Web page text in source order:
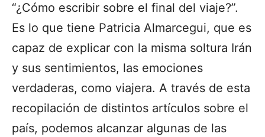
“¿Cómo escribir sobre el final del viaje?”.
Es lo que tiene Patricia Almarcegui, que es
capaz de explicar con la misma soltura Irán
y sus sentimientos, las emociones
verdaderas, como viajera. A través de esta
recopilación de distintos artículos sobre el
país, podemos alcanzar algunas de las